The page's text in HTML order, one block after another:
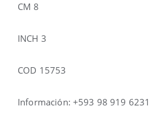
CM 8
INCH 3
COD 15753
Información: +593 98 919 6231